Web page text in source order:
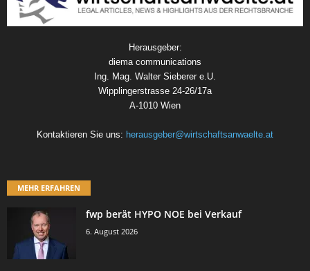
Herausgeber:
diema communications
Ing. Mag. Walter Sieberer e.U.
Wipplingerstrasse 24-26/17a
A-1010 Wien
Kontaktieren Sie uns: herausgeber@wirtschaftsanwaelte.at
MEHR ERFAHREN
fwp berät HYPO NOE bei Verkauf
6. August 2026